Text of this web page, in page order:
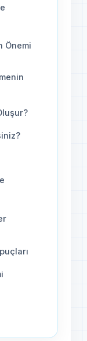
Önemi